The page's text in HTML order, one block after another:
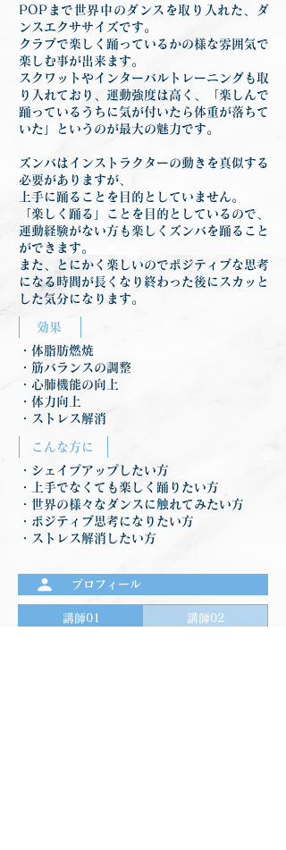
POPまで世界中のダンスを取り入れた、ダ
ンスエクササイズです。
クラブで楽しく踊っているかの様な雰囲気で
楽しむ事が出来ます。
スクワットやインターバルトレーニングも取
り入れており、運動強度は高く、「楽しんで
踊っているうちに気が付いたら体重が落ちて
いた」というのが最大の魅力です。
ズンバはインストラクターの動きを真似する
必要がありますが、
上手に踊ることを目的としていません。
「楽しく踊る」ことを目的としているので、
運動経験がない方も楽しくズンバを踊ること
ができます。
また、とにかく楽しいのでポジティブな思考
になる時間が長くなり終わった後にスカッと
した気分になります。
効果
・体脂肪燃焼
・筋バランスの調整
・心肺機能の向上
・体力向上
・ストレス解消
こんな方に
・シェイプアップしたい方
・上手でなくても楽しく踊りたい方
・世界の様々なダンスに触れてみたい方
・ポジティブ思考になりたい方
・ストレス解消したい方
プロフィール
講師01 講師02